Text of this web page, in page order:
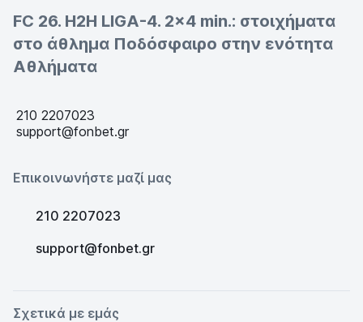
FC 26. H2H LIGA-4. 2x4 min.: στοιχήματα
στο άθλημα Ποδόσφαιρο στην ενότητα
Αθλήματα
210 2207023
support@fonbet.gr
Επικοινωνήστε μαζί μας
210 2207023
support@fonbet.gr
Σχετικά με εμάς